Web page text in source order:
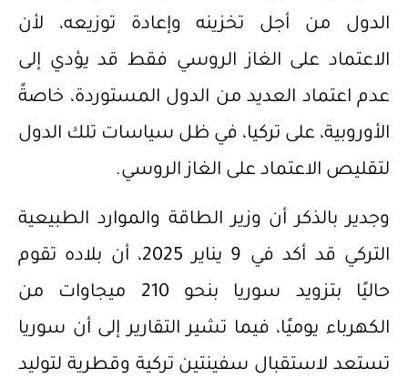
الدول من أجل تخزينه وإعادة توزيعه، لأن
الاعتماد على الغاز الروسي فقط قد يؤدي إلى
عدم اعتماد العديد من الدول المستوردة، خاصةً
الأوروبية، على تركيا، في ظل سياسات تلك الدول
لتقليص الاعتماد على الغاز الروسي.
وجدير بالذكر أن وزير الطاقة والموارد الطبيعية
التركي قد أكد في 9 يناير 2025، أن بلاده تقوم
حاليًا بتزويد سوريا بنحو 210 ميجاوات من
الكهرباء يوميًا، فيما تشير التقارير إلى أن سوريا
تستعد لاستقبال سفينتين تركية وقطرية لتوليد